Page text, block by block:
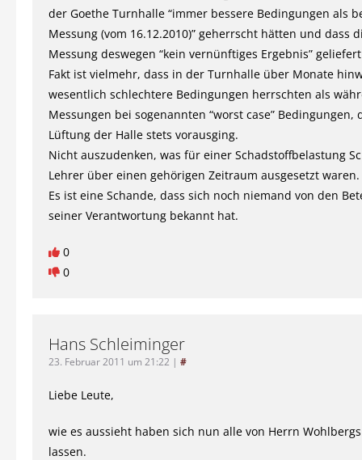
der Goethe Turnhalle “immer bessere Bedingungen als
Messung (vom 16.12.2010)” geherrscht hätten und dass
Messung deswegen “kein vernünftiges Ergebnis”
Fakt ist vielmehr, dass in der Turnhalle über Monate
wesentlich schlechtere Bedingungen herrschten als
Messungen bei sogenannten “worst case” Bedingungen,
Lüftung der Halle stets vorausging.
Nicht auszudenken, was für einer Schadstoffbelastung
Lehrer über einen gehörigen Zeitraum ausgesetzt waren.
Es ist eine Schande, dass sich noch niemand von den
seiner Verantwortung bekannt hat.
0
0
Hans Schleiminger
23. Februar 2011 um 21:22 | #
Liebe Leute,
wie es aussieht haben sich nun alle von Herrn
lassen.